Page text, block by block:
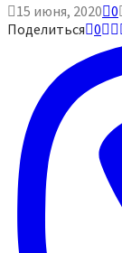
15 июня, 2020 0
Поделиться 0